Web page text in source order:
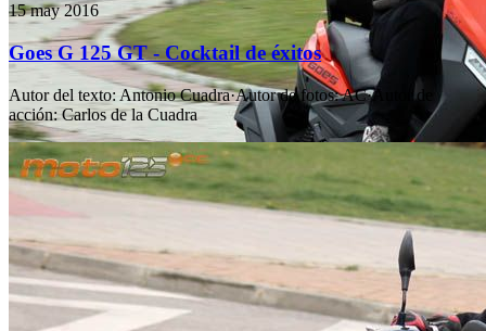
15 may 2016
Goes G 125 GT - Cocktail de éxitos
Autor del texto: Antonio Cuadra·Autor de fotos:AC·Autor de
acción: Carlos de la Cuadra